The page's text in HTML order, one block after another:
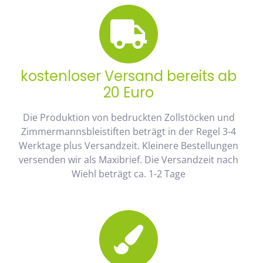
kostenloser Versand bereits ab
20 Euro
Die Produktion von bedruckten Zollstöcken und
Zimmermannsbleistiften beträgt in der Regel 3-4
Werktage plus Versandzeit. Kleinere Bestellungen
versenden wir als Maxibrief. Die Versandzeit nach
Wiehl beträgt ca. 1-2 Tage